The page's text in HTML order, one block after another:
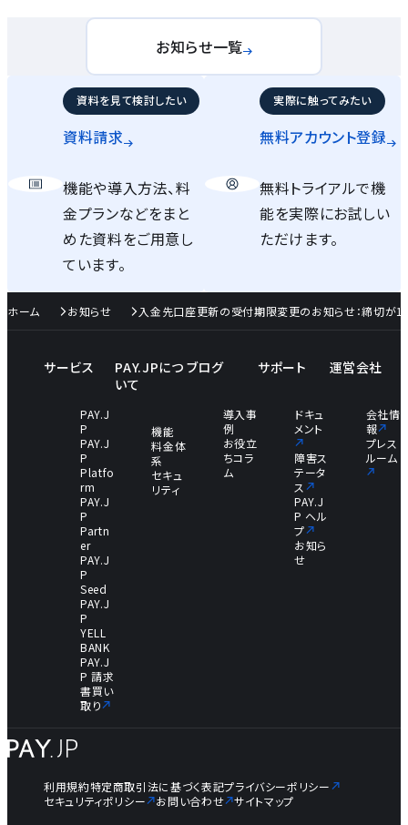
お知らせ一覧
資料を見て検討したい
資料請求
機能や導入方法、料
金プランなどをまと
めた資料をご用意し
ています。
実際に触ってみたい
無料アカウント登録
無料トライアルで機
能を実際にお試しい
ただけます。
ホーム お知らせ 入金先口座更新の受付期限変更のお知らせ：締切が1
サービス
PAY.J
P
PAY.J
P
Platfo
rm
PAY.J
P
Partn
er
PAY.J
P
Seed
PAY.J
P
YELL
BANK
PAY.J
P 請求
書買い
取り
PAY.JPにつ
いて
機能
料金体
系
セキュ
リティ
ブログ
導入事
例
お役立
ちコラ
ム
サポート
ドキュ
メント
障害ス
テータ
ス
PAY.J
P ヘル
プ
お知ら
せ
運営会社
会社情
報
プレス
ルーム
利用規約特定商取引法に基づく表記プライバシーポリシー
セキュリティポリシー
お問い合わせ サイトマップ